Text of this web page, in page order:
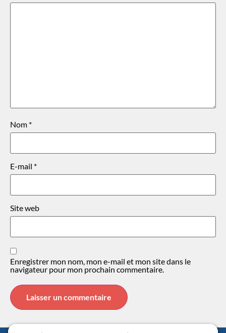
Nom *
E-mail *
Site web
Enregistrer mon nom, mon e-mail et mon site dans le
navigateur pour mon prochain commentaire.